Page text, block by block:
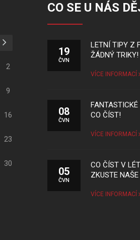
2
9
16
23
30
CO SE U NÁS
19
ČVN
LETNÍ TIPY Z
ŽÁDNÝ TRIKY!
VÍCE INFORMACÍ
08
ČVN
CO ČÍST!
VÍCE INFORMACÍ
05
ČVN
CO ČÍST V
ZKUSTE
VÍCE INFORMACÍ